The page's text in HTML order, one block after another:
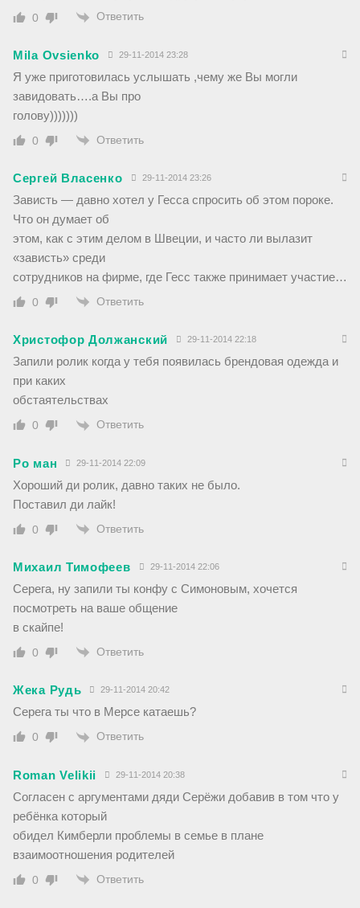
0 Ответить
Mila Ovsienko 29-11-2014 23:28
Я уже приготовилась услышать ,чему же Вы могли
завидовать….а Вы про
голову)))))))
0 Ответить
Сергей Власенко 29-11-2014 23:26
Зависть — давно хотел у Гесса спросить об этом пороке.
Что он думает об
этом, как с этим делом в Швеции, и часто ли вылазит
«зависть» среди
сотрудников на фирме, где Гесс также принимает участие…
0 Ответить
Христофор Должанский 29-11-2014 22:18
Запили ролик когда у тебя появилась брендовая одежда и
при каких
обстаятельствах
0 Ответить
Ро ман 29-11-2014 22:09
Хороший ди ролик, давно таких не было.
Поставил ди лайк!
0 Ответить
Михаил Тимофеев 29-11-2014 22:06
Серега, ну запили ты конфу с Симоновым, хочется
посмотреть на ваше общение
в скайпе!
0 Ответить
Жека Рудь 29-11-2014 20:42
Серега ты что в Мерсе катаешь?
0 Ответить
Roman Velikii 29-11-2014 20:38
Согласен с аргументами дяди Серёжи добавив в том что у
ребёнка который
обидел Кимберли проблемы в семье в плане
взаимоотношения родителей
0 Ответить